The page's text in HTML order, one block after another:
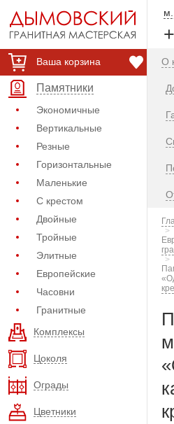
Ваша корзина
Памятники
Экономичные
Вертикальные
Резные
Горизонтальные
Маленькие
С крестом
Двойные
Тройные
Элитные
Европейские
Часовни
Гранитные
Комплексы
Цоколя
Ограды
Цветники
О